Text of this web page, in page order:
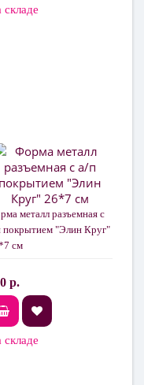
складе
металл разъемная с
покрытием "Элин Круг"
см
р.
складе